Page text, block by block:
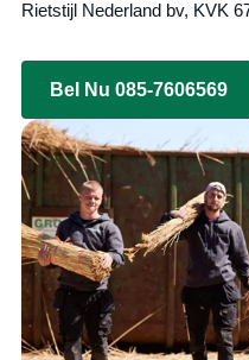
Rietstijl Nederland bv, KVK
Bel Nu 085-7606569